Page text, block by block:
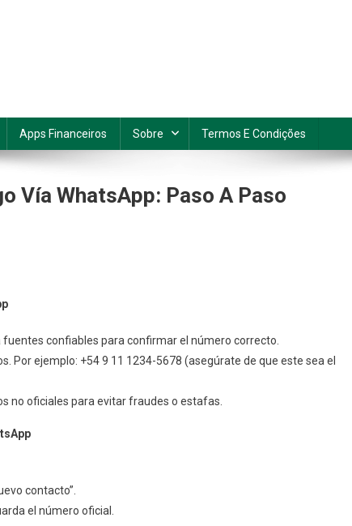
Apps Financeiros Sobre Termos E Condições
Vía WhatsApp: Paso A Paso
confiables para confirmar el número correcto.
Por ejemplo: +54 9 11 1234-5678 (asegúrate de que este sea el
no oficiales para evitar fraudes o estafas.
contacto”.
el número oficial.